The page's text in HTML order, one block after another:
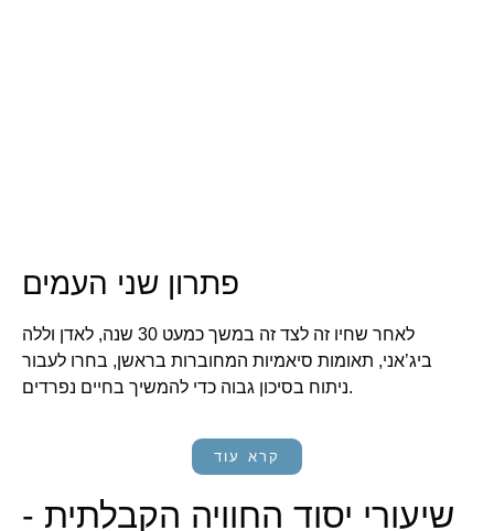
פתרון שני העמים
לאחר שחיו זה לצד זה במשך כמעט 30 שנה, לאדן וללה
ביג’אני, תאומות סיאמיות המחוברות בראשן, בחרו לעבור
ניתוח בסיכון גבוה כדי להמשיך בחיים נפרדים.
קרא עוד
שיעורי יסוד החוויה הקבלתית -